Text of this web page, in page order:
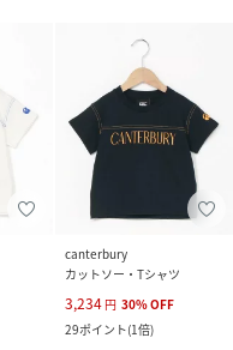
canterbury
カットソー・Tシャツ
3,234 円 30%OFF
29ポイント(1倍)